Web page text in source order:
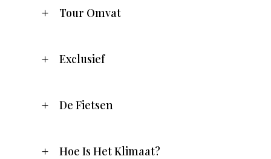
Tour Omvat
Exclusief
De Fietsen
Hoe Is Het Klimaat?